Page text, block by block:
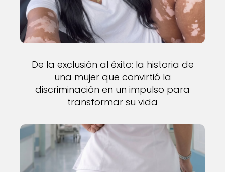
De la exclusión al éxito: la historia de
una mujer que convirtió la
discriminación en un impulso para
transformar su vida